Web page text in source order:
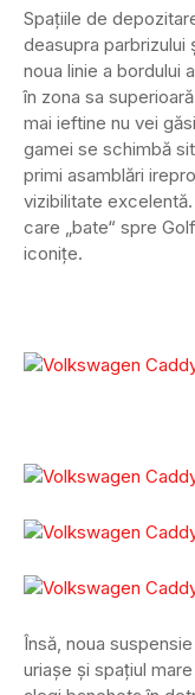
Spațiile de
deasupra parbrizului
noua linie a bordului
în zona sa
mai ieftine nu vei
gamei se schimbă
primi asamblări
vizibilitate
care „bate“ spre
iconițe.
Însă, noua
uriașe și spațiul